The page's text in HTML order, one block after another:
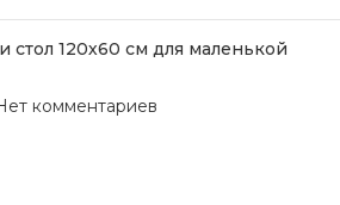
стол 120х60 см для маленькой
комментариев